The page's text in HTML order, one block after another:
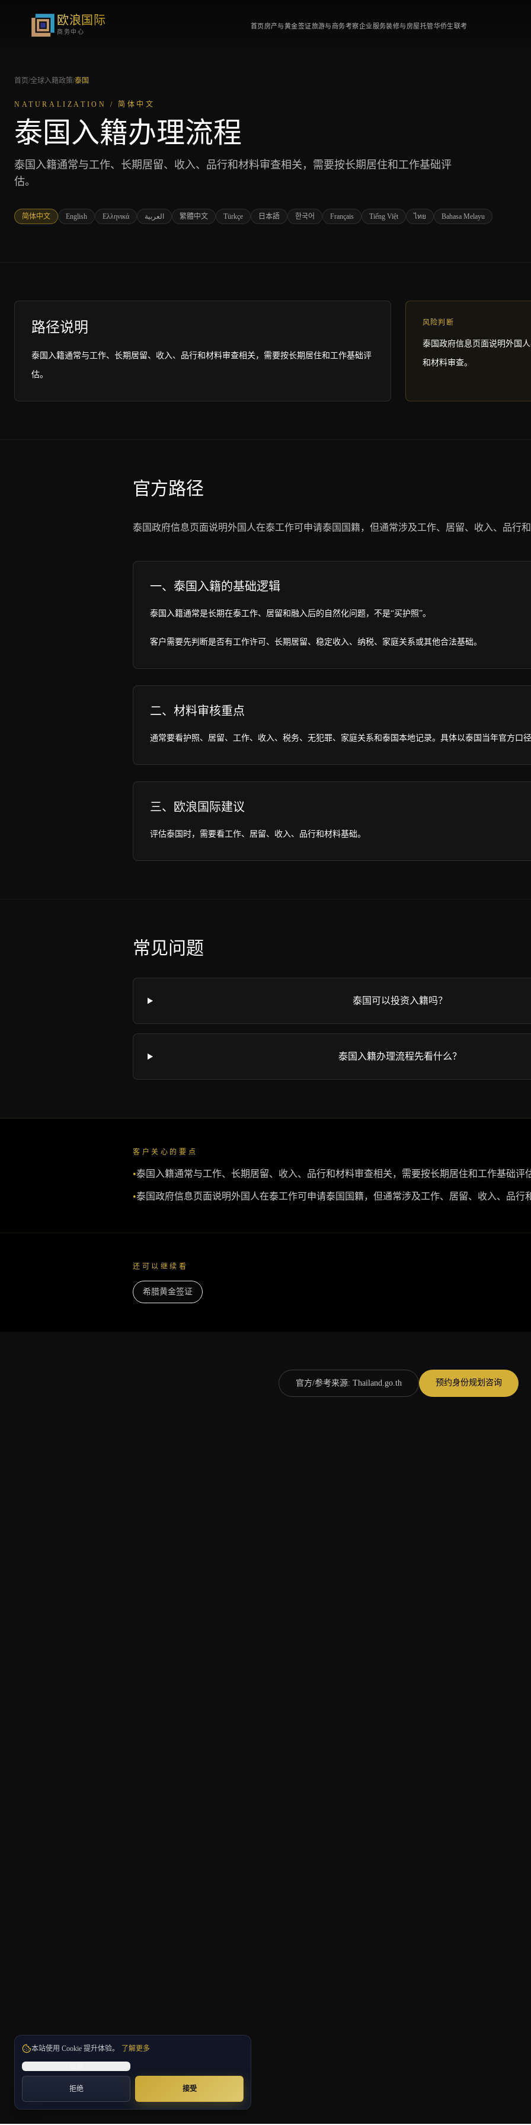
欧浪国际
商务中心
首页房产与黄金签证旅游与商务考察企业服务装修与房屋托管华侨生联考
首页/全球入籍政策/泰国
NATURALIZATION /简体中文
泰国入籍办理流程
泰国入籍通常与工作、长期居留、收入、品行和材料审查相关，需要按长期居住和工作基础评
估。
简体中文 English Ελληνικά العربية 繁體中文 Türkçe 日本語 한국어 Français Tiếng Việt ไทย Bahasa Melayu
路径说明
泰国入籍通常与工作、长期居留、收入、品行和材料审查相关，需要按长期居住和工作基础评
估。
风险判断
泰国政府信息页面说明外国
和材料审查。
官方路径
泰国政府信息页面说明外国人在泰工作可申请泰国国籍，但通常涉及工作、居留、收入、品行
一、泰国入籍的基础逻辑
泰国入籍通常是长期在泰工作、居留和融入后的自然化问题，不是“买护照”。
客户需要先判断是否有工作许可、长期居留、稳定收入、纳税、家庭关系或其他合法基础。
二、材料审核重点
通常要看护照、居留、工作、收入、税务、无犯罪、家庭关系和泰国本地记录。具体以泰国当年官方口
三、欧浪国际建议
评估泰国时，需要看工作、居留、收入、品行和材料基础。
常见问题
泰国可以投资入籍吗？
泰国入籍办理流程先看什么？
客户关心的要点
•泰国入籍通常与工作、长期居留、收入、品行和材料审查相关，需要按长期居住和工作基础评
•泰国政府信息页面说明外国人在泰工作可申请泰国国籍，但通常涉及工作、居留、收入、品行
还可以继续看
希腊黄金签证
官方/参考来源: Thailand.go.th 预约身份规划咨询
本站使用 Cookie 提升体验。 了解更多
拒绝 接受